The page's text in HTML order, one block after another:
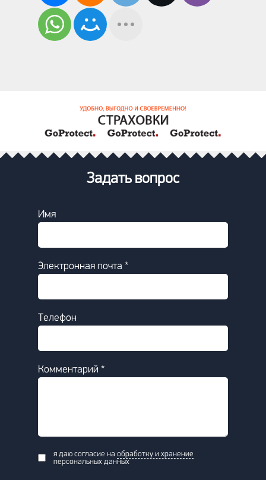
Задать вопрос
Имя
Электронная почта *
Телефон
Комментарий *
я даю согласие на обработку и хранение
персональных данных